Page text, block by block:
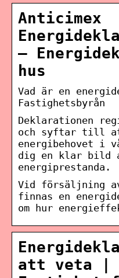
Anticimex
–
hus
Vad är en
Fastighetsbyrån
Deklarationen
och syftar till
energibehovet i
dig en klar bild
energiprestanda.
Vid försäljning
finnas en
om hur
att veta |